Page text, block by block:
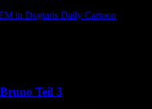
in Dogtaris Daily Cartoon
Teil 3